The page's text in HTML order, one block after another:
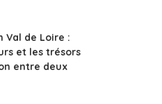
Val de Loire :
et les trésors
entre deux